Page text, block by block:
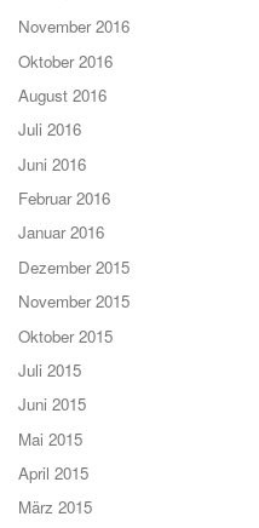
November 2016
Oktober 2016
August 2016
Juli 2016
Juni 2016
Februar 2016
Januar 2016
Dezember 2015
November 2015
Oktober 2015
Juli 2015
Juni 2015
Mai 2015
April 2015
März 2015